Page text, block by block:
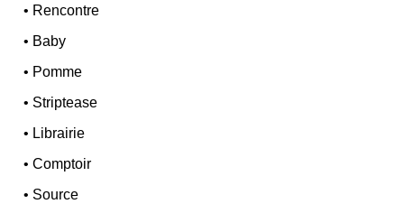
• Rencontre
• Baby
• Pomme
• Striptease
• Librairie
•Comptoir
• Source